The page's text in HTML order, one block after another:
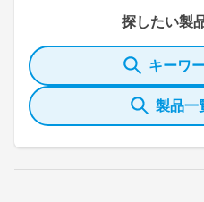
探したい製
キーワ
製品一